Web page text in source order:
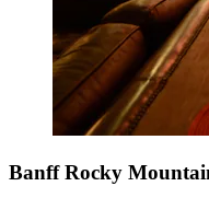
Banff Rocky